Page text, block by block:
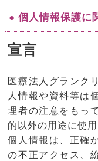
● 個人情報保護に
宣言
医療法人グランク
人情報や資料等は
理者の注意をもっ
的以外の用途に使用
個人情報は、正確
の不正アクセス、